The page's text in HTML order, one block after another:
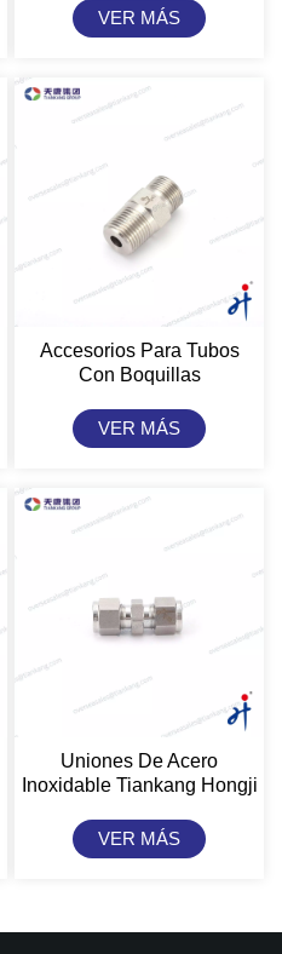
Hongji
VER MÁS
Accesorios Para Tubos
Con Boquillas
Inoxidable Tiankang Hongji
VER MÁS
Uniones De Acero
Inoxidable Tiankang Hongji
VER MÁS